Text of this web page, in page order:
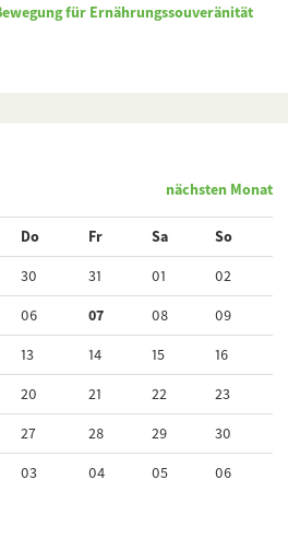
für Ernährungssouveränität
nächsten Monat
Do Fr Sa
So
30 31 01
02
06 07 08
09
13 14 15
16
20 21 22
23
27 28 29
30
03 04 05 06